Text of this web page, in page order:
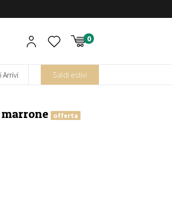
Arrivi Saldi estivi
marrone
offerta